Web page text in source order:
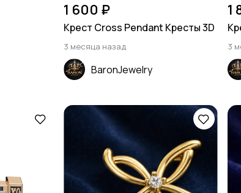
1 600 ₽
Крест Cross Pendant Кресты 3D
3 месяца назад
BaronJewelry
1
3